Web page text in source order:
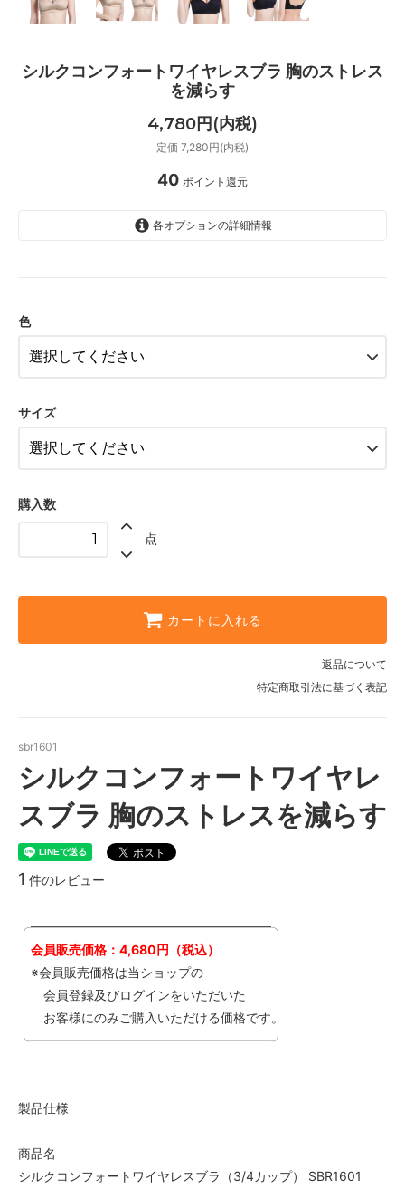
シルクコンフォートワイヤレスブラ 胸のストレス
を減らす
4,780円(内税)
定価 7,280円(内税)
40 ポイント還元
各オプションの詳細情報
ブラック（2段3列ホック）
SOLD OUT
ライトベージュ（3段3列ホック）
ベージュ（3段3列ホック）
ベージュ（2段3列ホック）
SOLD OUT
ブラック（2段3列ホック）
色
サイズ
購入数
点
カートに入れる
返品について
特定商取引法に基づく表記
sbr1601
シルクコンフォートワイヤレ
スブラ 胸のストレスを減らす
1 件のレビュー
╭━━━━━━━━━━━━━━━━━━━╮
会員販売価格：4,680円（税込）
※会員販売価格は当ショップの
会員登録及びログインをいただいた
お客様にのみご購入いただける価格です。
╰━━━━━━━━━━━━━━━━━━━╯
製品仕様
商品名
シルクコンフォートワイヤレスブラ（3/4カップ） SBR1601